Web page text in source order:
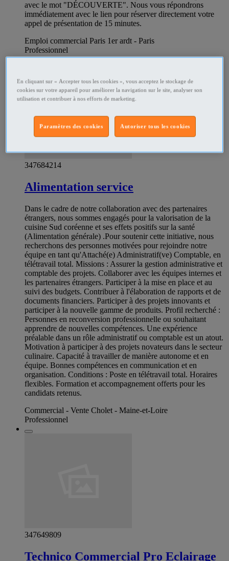
avec le mot "DÉCOUVERTE". Nous vous répondrons
immédiatement avec le lien pour réserver directement votre
appel de présentation de 15 minutes.
Emploi commercial Paris 1er ardt - Paris
Professionnel
347684214
Alimentation service
Dans le cadre de notre collaboration avec des partenaires
étrangers, nous sommes engagés pour la valorisation de la
cuisine Sud coréenne et ses effets positifs sur la santé
(Alimentation générale) .Pour soutenir cette initiative, nous
recherchons des personnes motivées pour rejoindre notre
équipe en tant qu'Attaché(e) Administratif(ve) Comptable, en
télétravail total. Missions : Assurer la gestion administrative et
comptable des projets. Collaborer avec les équipes internes et
les partenaires étrangers. Participer à la mise en place et au
suivi des budgets. Contribuer à l'élaboration de rapports et de
documents financiers. Participer à des projets innovants et
participer à la nouvelle gamme de produits. Profil recherché :
Personnes en reconversion professionnelle ou souhaitant
apprendre de nouvelles compétences. Une expérience
préalable dans un rôle administratif ou comptable est un atout.
Motivation à participer à des projets novateurs dans le secteur
culinaire. Capacité à travailler de manière autonome et en
équipe. Bonnes compétences en communication et en
organisation. Conditions : Poste en télétravail total. Horaires
flexibles. Formation et accompagnement offerts pour les
candidats retenus.
Commercial - Vente Cholet - Maine-et-Loire
Professionnel
347649809
Technico Commercial Pro Eclairage
En cliquant sur « Accepter tous les cookies », vous acceptez le stockage de
cookies sur votre appareil pour améliorer la navigation sur le site, analyser son
utilisation et contribuer à nos efforts de marketing.
Autoriser tous les cookies
Paramètres des cookies